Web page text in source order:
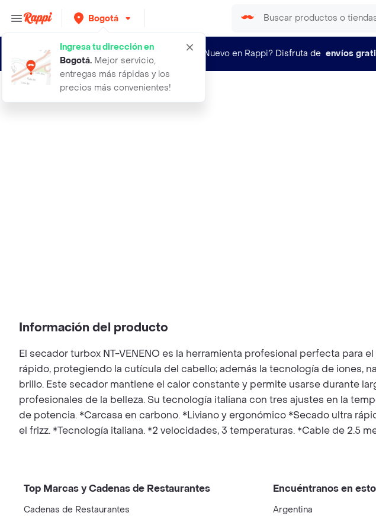
Bogotá
Ingresa tu dirección en
Bogotá. Mejor servicio,
entregas más rápidas y los
precios más convenientes!
¿Nuevo en Rappi? Disfruta de envíos
secador profesional turbox nt venen
Información del producto
El secador turbox NT-VENENO es la herramienta profesional perfecta
rápido, protegiendo la cutícula del cabello; además la tecnología de iones,
brillo. Este secador mantiene el calor constante y permite usarse durante
profesionales de la belleza. Su tecnología italiana con tres ajustes en la
de potencia. *Carcasa en carbono. *Liviano y ergonómico *Secado ultra
el frizz. *Tecnología italiana. *2 velocidades, 3 temperaturas. *Cable de 2.5
Top Marcas y Cadenas de Restaurantes
Cadenas de Restaurantes
Encuéntranos en
Argentina